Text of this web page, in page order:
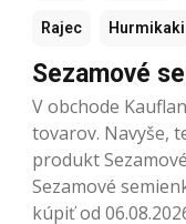
Rajec Hurmikaki
Sezamové
V obchode
tovarov. Navyše,
produkt
Sezamové
kúpiť od